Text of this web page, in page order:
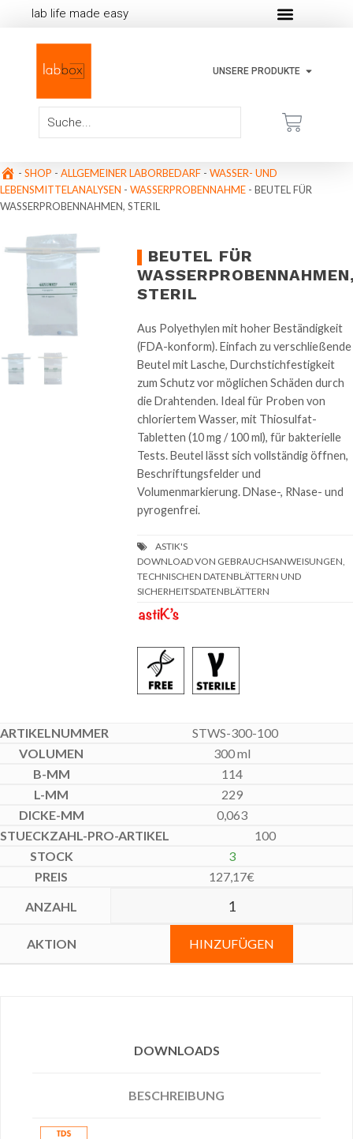
lab life made easy
UNSERE PRODUKTE
- SHOP - ALLGEMEINER LABORBEDARF - WASSER- UND
LEBENSMITTELANALYSEN - WASSERPROBENNAHME - BEUTEL FÜR
WASSERPROBENNAHMEN, STERIL
BEUTEL FÜR
STERIL
Aus Polyethylen mit hoher Beständigkeit
(FDA-konform). Einfach zu verschließende
Beutel mit Lasche, Durchstichfestigkeit
zum Schutz vor möglichen Schäden durch
die Drahtenden. Ideal für Proben von
chloriertem Wasser, mit Thiosulfat-
Tabletten (10 mg / 100 ml), für bakterielle
Tests. Beutel lässt sich vollständig öffnen,
Beschriftungsfelder und
Volumenmarkierung. DNase-, RNase- und
pyrogenfrei.
DOWNLOAD VON GEBRAUCHSANWEISUNGEN,
TECHNISCHEN DATENBLÄTTERN UND
SICHERHEITSDATENBLÄTTERN
STWS-300-100
300 ml
114
229
0,063
100
3
127,17€
HINZUFÜGEN
DOWNLOADS
BESCHREIBUNG